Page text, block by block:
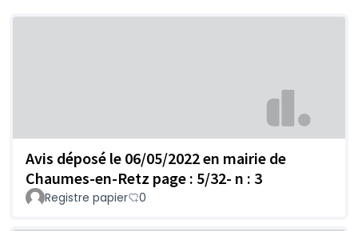
Avis déposé le 06/05/2022 en mairie de
Chaumes-en-Retz page : 5/32- n : 3
Registre papier 0